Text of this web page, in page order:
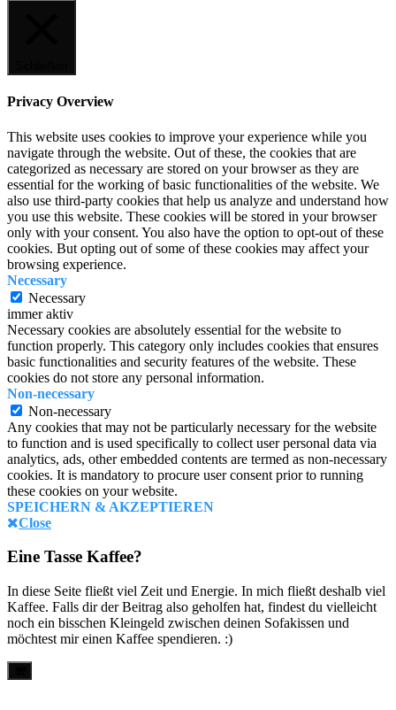
Privacy Overview
This website uses cookies to improve your experience while you
navigate through the website. Out of these, the cookies that are
categorized as necessary are stored on your browser as they are
essential for the working of basic functionalities of the website. We
also use third-party cookies that help us analyze and understand how
you use this website. These cookies will be stored in your browser
only with your consent. You also have the option to opt-out of these
cookies. But opting out of some of these cookies may affect your
browsing experience.
Necessary
Necessary
immer aktiv
Necessary cookies are absolutely essential for the website to
function properly. This category only includes cookies that ensures
basic functionalities and security features of the website. These
cookies do not store any personal information.
Non-necessary
Non-necessary
Any cookies that may not be particularly necessary for the website
to function and is used specifically to collect user personal data via
analytics, ads, other embedded contents are termed as non-necessary
cookies. It is mandatory to procure user consent prior to running
these cookies on your website.
SPEICHERN & AKZEPTIEREN
Close
Eine Tasse Kaffee?
In diese Seite fließt viel Zeit und Energie. In mich fließt deshalb viel
Kaffee. Falls dir der Beitrag also geholfen hat, findest du vielleicht
noch ein bisschen Kleingeld zwischen deinen Sofakissen und
möchtest mir einen Kaffee spendieren. :)